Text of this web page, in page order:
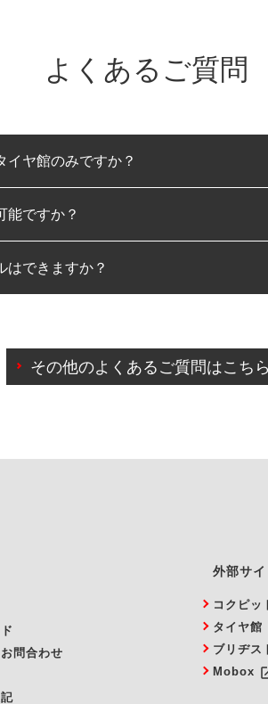
よくあるご質問
イヤ館のみですか？
ます。
能ですか？
。
はできますか？
予約のキャンセルをご希望の際は、直
その他のよくあるご質問はこちら
問合わせ
外部サイ
コクピッ
タイヤ館
ブリヂス
Mobox